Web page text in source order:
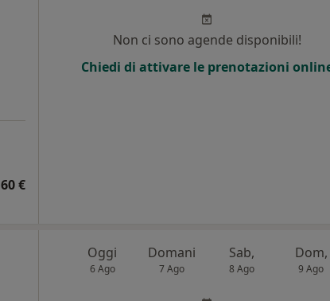
60 €
Non ci sono agende disponibili!
Chiedi di attivare le prenotazioni
Oggi
6 Ago
Domani
7 Ago
Sab,
8 Ago
Dom,
9 Ago